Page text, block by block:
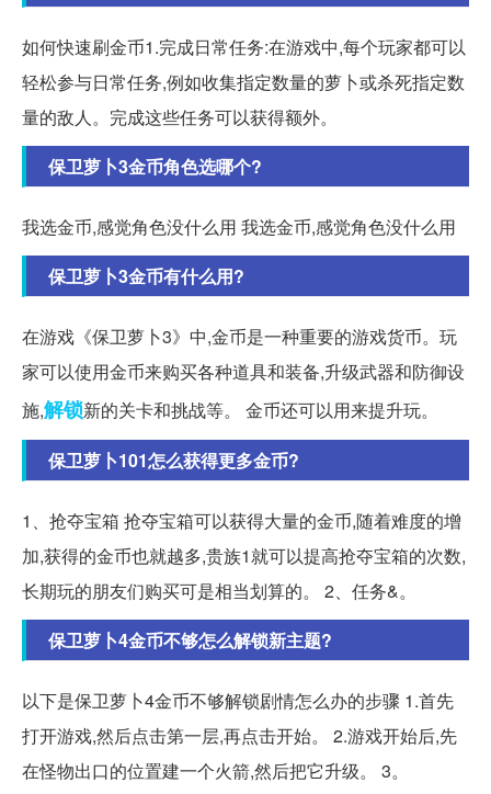
如何快速刷金币1.完成日常任务:在游戏中,每个玩家都可以
轻松参与日常任务,例如收集指定数量的萝卜或杀死指定数
量的敌人。完成这些任务可以获得额外。
保卫萝卜3金币角色选哪个?
我选金币,感觉角色没什么用 我选金币,感觉角色没什么用
保卫萝卜3金币有什么用?
在游戏《保卫萝卜3》中,金币是一种重要的游戏货币。玩
家可以使用金币来购买各种道具和装备,升级武器和防御设
施,解锁新的关卡和挑战等。 金币还可以用来提升玩。
保卫萝卜101怎么获得更多金币?
1、抢夺宝箱 抢夺宝箱可以获得大量的金币,随着难度的增
加,获得的金币也就越多,贵族1就可以提高抢夺宝箱的次数,
长期玩的朋友们购买可是相当划算的。 2、任务&。
保卫萝卜4金币不够怎么解锁新主题?
以下是保卫萝卜4金币不够解锁剧情怎么办的步骤 1.首先
打开游戏,然后点击第一层,再点击开始。 2.游戏开始后,先
在怪物出口的位置建一个火箭,然后把它升级。 3。